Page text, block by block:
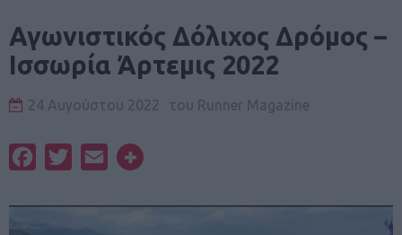
Αγωνιστικός Δόλιχος Δρόμος –
Ισσωρία Άρτεμις 2022
24 Αυγούστου 2022 του Runner Magazine
FacebookTwitterEmail